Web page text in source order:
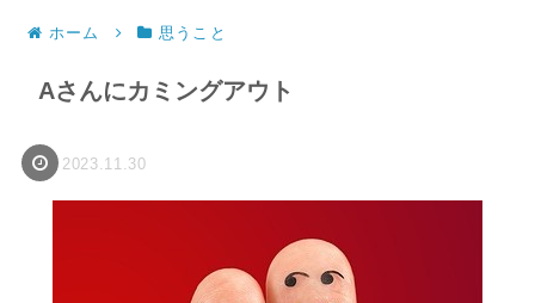
ホーム 思うこと
Aさんにカミングアウト
2023.11.30